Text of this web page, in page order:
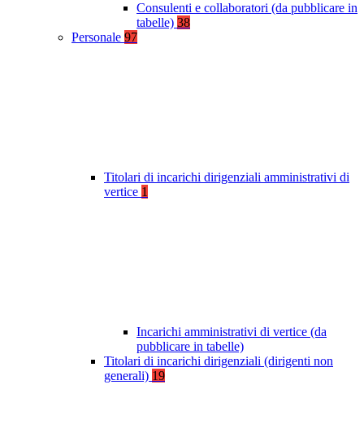
Consulenti e collaboratori (da pubblicare in
tabelle) 38
Personale 97
Titolari di incarichi dirigenziali amministrativi di
vertice 1
Incarichi amministrativi di vertice (da
pubblicare in tabelle)
Titolari di incarichi dirigenziali (dirigenti non
generali) 19